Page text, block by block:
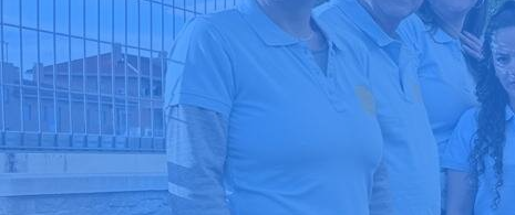
Dejamos tu obra
Pide tu